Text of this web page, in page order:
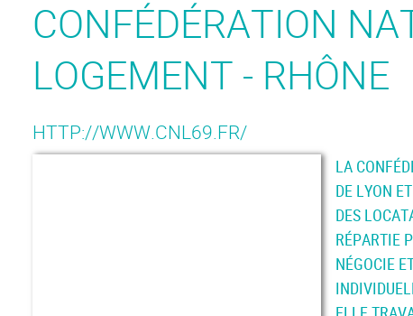
CONFÉDÉRATION
LOGEMENT - RHÔNE
HTTP://WWW.CNL69.FR/
LA
DE LYON
DES
RÉPARTIE
NÉGOCIE